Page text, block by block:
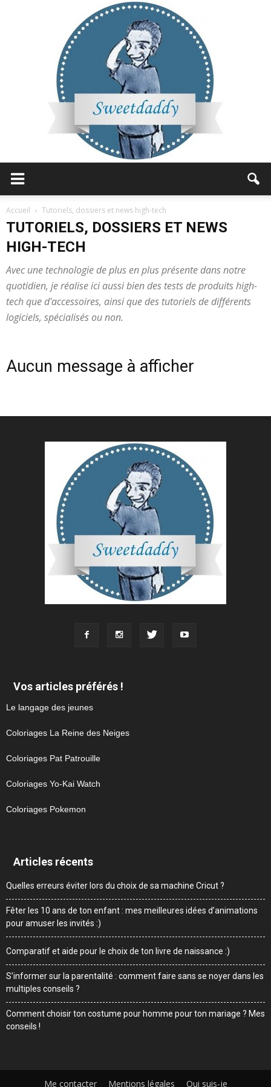
Accueil Tutoriels, dossiers et news high-tech
TUTORIELS, DOSSIERS ET NEWS
HIGH-TECH
Avec une technologie de plus en plus présente dans notre
quotidien, je réalise ici aussi bien des tests de produits high-
tech que d'accessoires, ainsi que des tutoriels de différents
logiciels, spécialisés ou non.
Aucun message à afficher
Vos articles préférés !
Le langage des jeunes
Coloriages La Reine des Neiges
Coloriages Pat Patrouille
Coloriages Yo-Kai Watch
Coloriages Pokemon
Articles récents
Quelles erreurs éviter lors du choix de sa machine Cricut ?
Fêter les 10 ans de ton enfant : mes meilleures idées d’animations
pour amuser les invités :)
Comparatif et aide pour le choix de ton livre de naissance :)
S’informer sur la parentalité : comment faire sans se noyer dans les
multiples conseils ?
Comment choisir ton costume pour homme pour ton mariage ? Mes
conseils !
Me contacter Mentions légales Qui suis-je